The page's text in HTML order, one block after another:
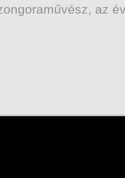
az